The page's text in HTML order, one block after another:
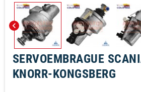
chevron_left
SERVOEMBRAGUE
KNORR-KONGSBERG